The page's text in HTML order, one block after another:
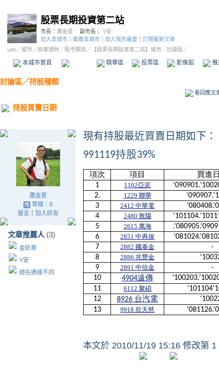
股票長期投資第二站
市長： 蕭金星 副市長： Y安
加入本城市
推薦本城市 加入我的最愛
訂閱最新文章
udn／城市／商業理財／股市期貨 ／ 【股票長期投資第二站】城市／討論區／
本城市首頁 精華區 投票區 影像館
討論區／持股種類
看回應文
持股買賣日期
蕭金星
等級：8
留言｜ 加入好友
文章推薦人 (3)
金紡車
Y安
總在遇緣不同
現有持股最近買賣日期如下：
991119持股39%
項次 項目
買進
1
1102亞泥
2.
1229 聯華
3
2412 中華電
4
2480 敦陽
5
2615 萬海
6
2851 中再保
7
2882 國泰金
-
8
2886 兆豐金
9
2891 中信金
-
10
4904遠傳
11
6112 聚碩
12
8926 台汽電
13
9918 欣天然
本文於 2010/11/19 15:16 修改第 1